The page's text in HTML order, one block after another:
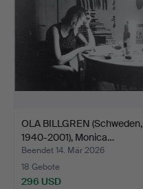
OLA BILLGREN (Schweden,
1940-2001), Monica…
Beendet 14. Mär 2026
18 Gebote
296 USD